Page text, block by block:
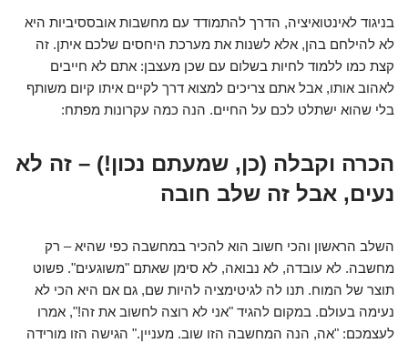
בניגוד לאינטואיציה, הדרך להתמודד עם מחשבות אובססיביות היא
לא להילחם בהן, אלא לשנות את מערכת היחסים שלכם איתן. זה
קצת כמו ללמוד לחיות בשלום עם שכן מעצבן: אתם לא חייבים
לאהוב אותו, אבל אתם צריכים למצוא דרך לקיים איתו קיום משותף
בלי שהוא ישתלט לכם על החיים. הנה כמה עקרונות מפתח:
הכרה וקבלה (כן, שמעתם נכון!) – זה לא
נעים, אבל זה שלב חובה
השלב הראשון והכי חשוב הוא להכיר במחשבה כפי שהיא – רק
מחשבה. לא עובדה, לא נבואה, לא סימן שאתם "משוגעים". פשוט
תוצר של המוח. תנו לה לגיטימציה להיות שם, גם אם היא הכי לא
נעימה בעולם. במקום להגיד "אני לא רוצה לחשוב את זה!", אמרו
לעצמכם: "אה, הנה המחשבה הזו שוב. מעניין." הגישה הזו מורידה